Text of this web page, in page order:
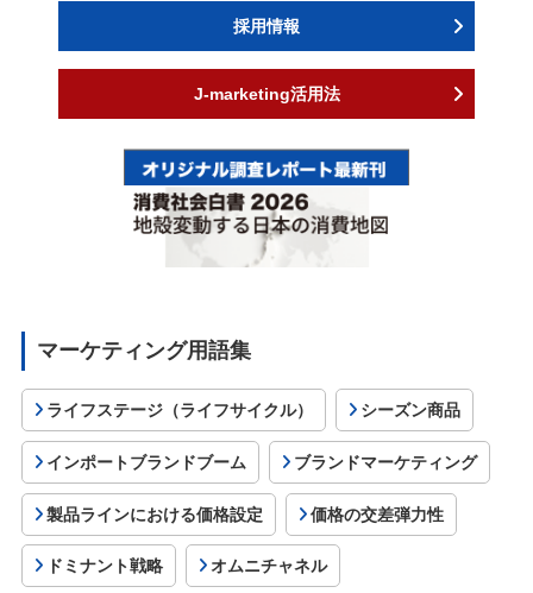
採用情報
J-marketing活用法
マーケティング用語集
ライフステージ（ライフサイクル） シーズン商品
インポートブランドブーム ブランドマーケティング
製品ラインにおける価格設定 価格の交差弾力性
ドミナント戦略 オムニチャネル